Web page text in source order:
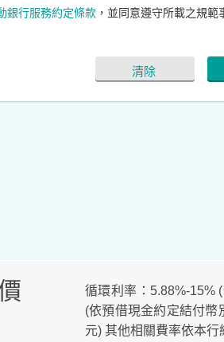
銀行服務約定條款 ，並同意遵守所載之規範
清除
循環利率：5.88%-15%
(依預借現金約定結付幣
元) 其他相關費率依本行